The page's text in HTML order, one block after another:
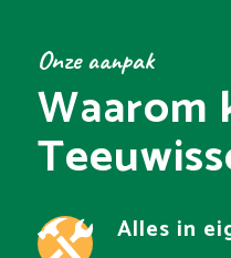
Onze aanpak
Waarom
Alles in